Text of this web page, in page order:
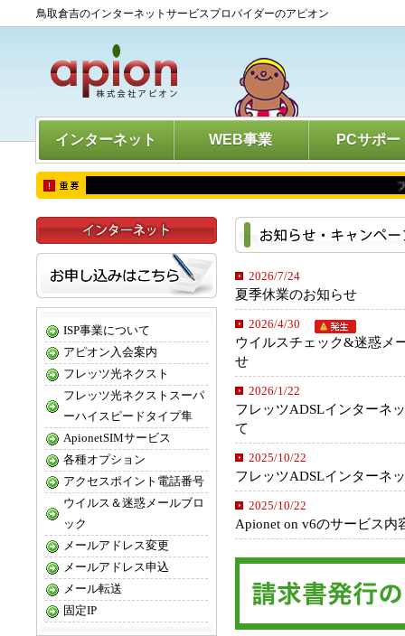
鳥取倉吉のインターネットサービスプロバイダーのアピオン
インターネット WEB事業 PCサポー
2026/7/24
夏季休業のお知らせ
2026/4/30
ウイルスチェック&迷惑メ
せ
2026/1/22
フレッツADSLインターネ
て
2025/10/22
フレッツADSLインターネ
2025/10/22
Apionet on v6のサービス内
ISP事業について
アピオン入会案内
フレッツ光ネクスト
フレッツ光ネクストスーパ
ーハイスピードタイプ隼
ApionetSIMサービス
各種オプション
アクセスポイント電話番号
ウイルス＆迷惑メールブロ
ック
メールアドレス変更
メールアドレス申込
メール転送
固定IP